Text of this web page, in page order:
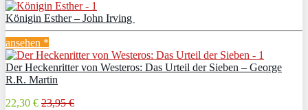
Königin Esther – John Irving
ansehen *
Der Heckenritter von Westeros: Das Urteil der Sieben – George
R.R. Martin
22,30 € 23,95 €